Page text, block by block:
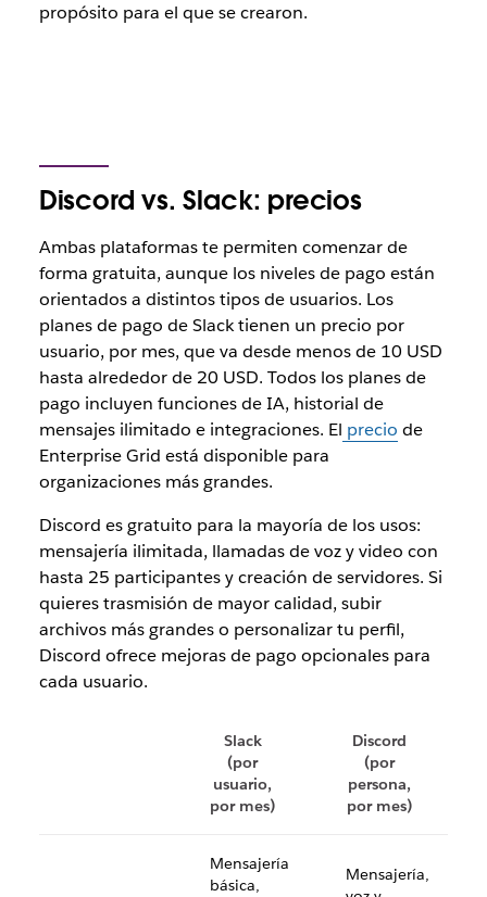
propósito para el que se crearon.
Discord vs. Slack: precios
Ambas plataformas te permiten comenzar de
forma gratuita, aunque los niveles de pago están
orientados a distintos tipos de usuarios. Los
planes de pago de Slack tienen un precio por
usuario, por mes, que va desde menos de 10 USD
hasta alrededor de 20 USD. Todos los planes de
pago incluyen funciones de IA, historial de
mensajes ilimitado e integraciones. El precio de
Enterprise Grid está disponible para
organizaciones más grandes.
Discord es gratuito para la mayoría de los usos:
mensajería ilimitada, llamadas de voz y video con
hasta 25 participantes y creación de servidores. Si
quieres trasmisión de mayor calidad, subir
archivos más grandes o personalizar tu perfil,
Discord ofrece mejoras de pago opcionales para
cada usuario.
Slack
(por
usuario,
por mes)
Discord
(por
persona,
por mes)
Mensajería
básica,
Mensajería,